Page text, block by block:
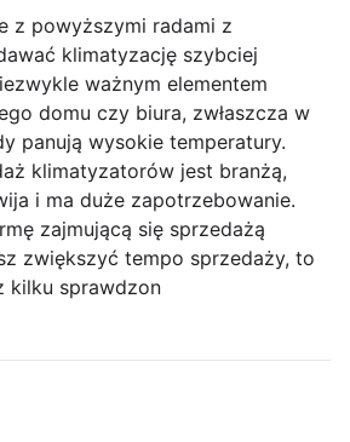
z powyższymi radami z
klimatyzację szybciej
ważnym elementem
domu czy biura, zwłaszcza w
panują wysokie temperatury.
klimatyzatorów jest branżą,
i ma duże zapotrzebowanie.
zajmującą się sprzedażą
zwiększyć tempo sprzedaży, to
kilku sprawdzon